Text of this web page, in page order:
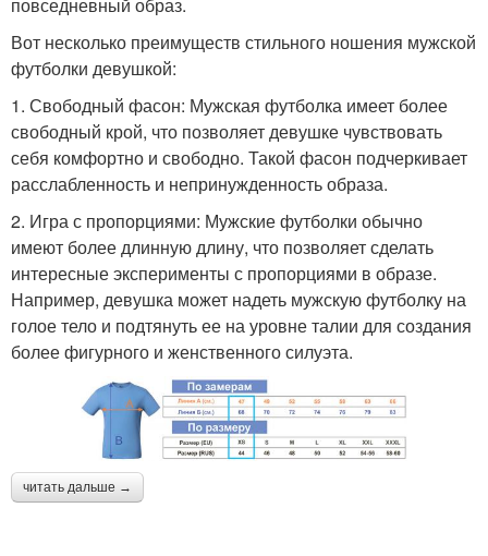
повседневный образ.
Вот несколько преимуществ стильного ношения мужской
футболки девушкой:
1. Свободный фасон: Мужская футболка имеет более
свободный крой, что позволяет девушке чувствовать
себя комфортно и свободно. Такой фасон подчеркивает
расслабленность и непринужденность образа.
2. Игра с пропорциями: Мужские футболки обычно
имеют более длинную длину, что позволяет сделать
интересные эксперименты с пропорциями в образе.
Например, девушка может надеть мужскую футболку на
голое тело и подтянуть ее на уровне талии для создания
более фигурного и женственного силуэта.
читать дальше →